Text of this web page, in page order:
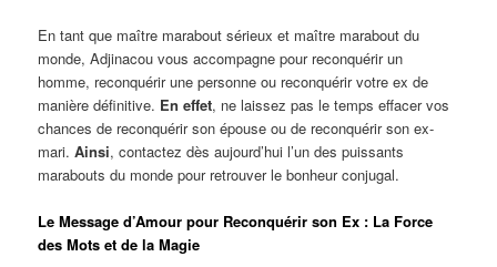
En tant que maître marabout sérieux et maître marabout du
monde, Adjinacou vous accompagne pour reconquérir un
homme, reconquérir une personne ou reconquérir votre ex de
manière définitive. En effet, ne laissez pas le temps effacer vos
chances de reconquérir son épouse ou de reconquérir son ex-
mari.Ainsi, contactez dès aujourd’hui l’un des puissants
marabouts du monde pour retrouver le bonheur conjugal.
Le Message d’Amour pour Reconquérir son Ex : La Force
des Mots et de la Magie